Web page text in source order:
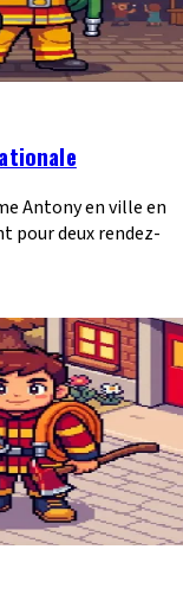
Antony en ville en
pour deux rendez-